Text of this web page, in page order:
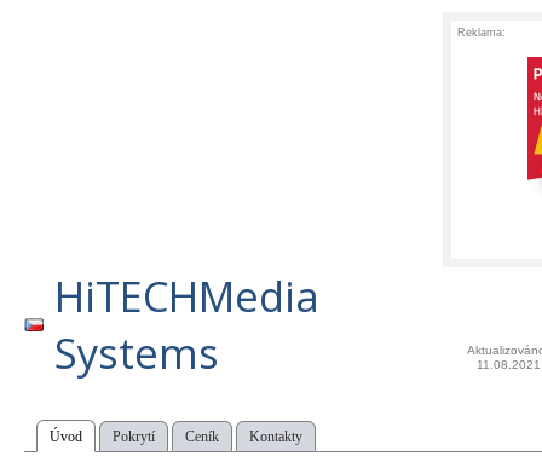
Reklama:
HiTECHMedia
Systems
11.08.2021
Úvod Pokrytí Ceník Kontakty